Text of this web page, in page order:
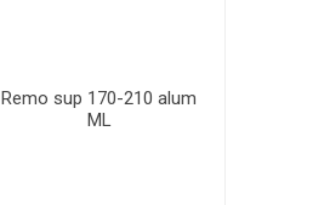
Remo sup 170-210 alum
ML